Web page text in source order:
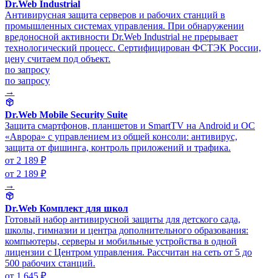
Dr.Web Industrial
Антивирусная защита серверов и рабочих станций в
промышленных системах управления. При обнаружении
вредоносной активности Dr.Web Industrial не прерывает
технологический процесс. Сертифицирован ФСТЭК России,
цену считаем под объект.
по запросу
по запросу
→
Dr.Web Mobile Security Suite
Защита смартфонов, планшетов и SmartTV на Android и ОС
«Аврора» с управлением из общей консоли: антивирус,
защита от фишинга, контроль приложений и трафика.
от 2 189 ₽
от 2 189 ₽
→
Dr.Web Комплект для школ
Готовый набор антивирусной защиты для детского сада,
школы, гимназии и центра дополнительного образования:
компьютеры, серверы и мобильные устройства в одной
лицензии с Центром управления. Рассчитан на сеть от 5 до
500 рабочих станций.